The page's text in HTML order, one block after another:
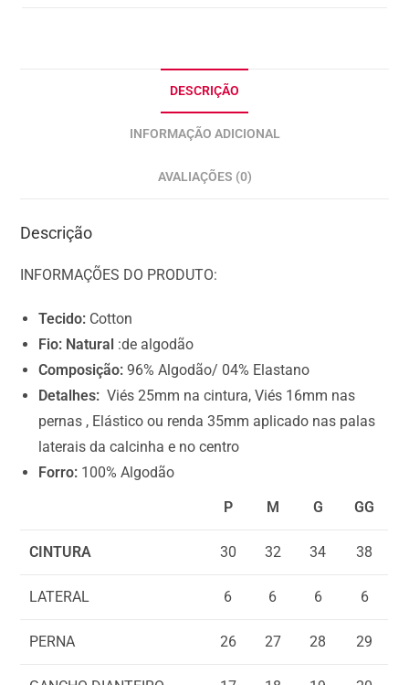
r
t
a
l
i
$
0
DESCRIÇÃO
INFORMAÇÃO ADICIONAL
AVALIAÇÕES (0)
Descrição
INFORMAÇÕES DO PRODUTO:
Tecido: Cotton
Fio: Natural :de algodão
Composição: 96% Algodão/ 04% Elastano
Detalhes: Viés 25mm na cintura, Viés 16mm nas
pernas , Elástico ou renda 35mm aplicado nas palas
laterais da calcinha e no centro
Forro: 100% Algodão
P
M G GG
CINTURA 30 32 34 38
LATERAL 6 6 6 6
PERNA 26 27 28 29